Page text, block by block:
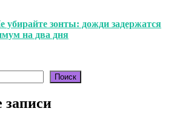
убирайте зонты: дожди задержатся
на два дня
Поиск
записи